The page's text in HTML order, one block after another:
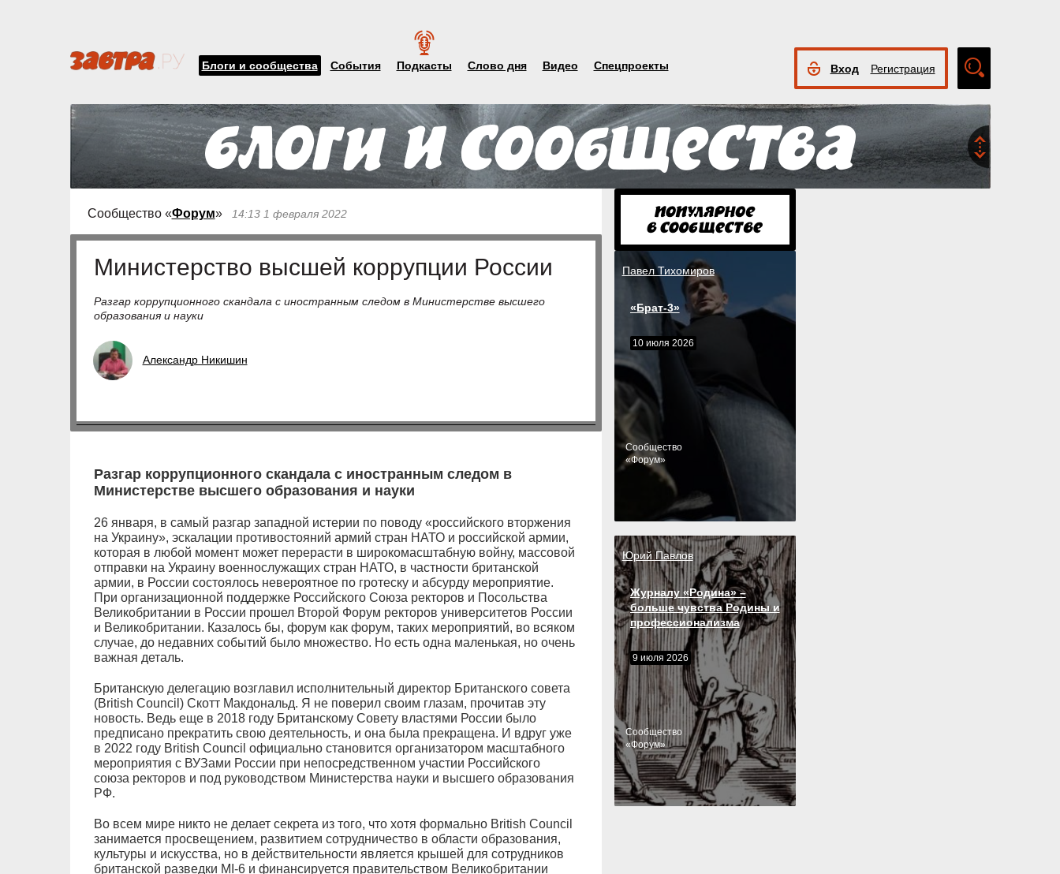
Блоги и сообщества События Подкасты Слово дня Видео Спецпроекты Вход Регистрация
поиск
Сообщество «Форум» 14:13 1 февраля 2022
Министерство высшей коррупции России
Разгар коррупционного скандала с иностранным следом в Министерстве высшего
образования и науки
Александр Никишин
Разгар коррупционного скандала с иностранным следом в
Министерстве высшего образования и науки
26 января, в самый разгар западной истерии по поводу «российского вторжения
на Украину», эскалации противостояний армий стран НАТО и российской армии,
которая в любой момент может перерасти в широкомасштабную войну, массовой
отправки на Украину военнослужащих стран НАТО, в частности британской
армии, в России состоялось невероятное по гротеску и абсурду мероприятие.
При организационной поддержке Российского Союза ректоров и Посольства
Великобритании в России прошел Второй Форум ректоров университетов России
и Великобритании. Казалось бы, форум как форум, таких мероприятий, во всяком
случае, до недавних событий было множество. Но есть одна маленькая, но очень
важная деталь.
Британскую делегацию возглавил исполнительный директор Британского совета
(British Council) Скотт Макдональд. Я не поверил своим глазам, прочитав эту
новость. Ведь еще в 2018 году Британскому Совету властями России было
предписано прекратить свою деятельность, и она была прекращена. И вдруг уже
в 2022 году British Council официально становится организатором масштабного
мероприятия с ВУЗами России при непосредственном участии Российского
союза ректоров и под руководством Министерства науки и высшего образования
РФ.
Во всем мире никто не делает секрета из того, что хотя формально British Council
занимается просвещением, развитием сотрудничество в области образования,
культуры и искусства, но в действительности является крышей для сотрудников
британской разведки MI-6 и финансируется правительством Великобритании
Павел Тихомиров
«Брат-3»
10 июля 2026
Cообщество
«Форум»
Юрий Павлов
Журналу «Родина» –
больше чувства Родины и
профессионализма
9 июля 2026
Cообщество
«Форум»